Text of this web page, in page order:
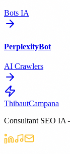
Bots IA
PerplexityBot
AI Crawlers
ThibautCampana
Consultant SEO IA